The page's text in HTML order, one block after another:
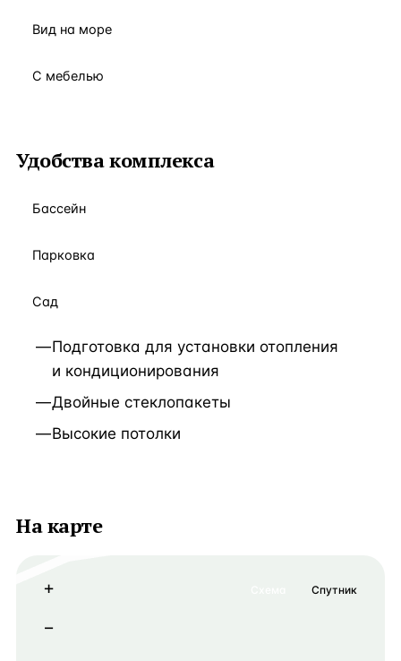
Вид на море
С мебелью
Удобства комплекса
Бассейн
Парковка
Сад
Подготовка для установки отопления
и кондиционирования
Двойные стеклопакеты
Высокие потолки
На карте
+
−
Спутник